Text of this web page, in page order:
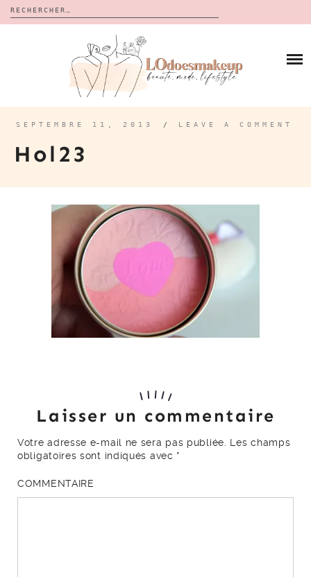
Rechercher :
CALENDRIERS DE L’AVENT
BON PLAN
À PROPOS
CONTACT
SEPTEMBRE 11, 2013 / LEAVE A COMMENT
Hol23
Laisser un commentaire
Votre adresse e-mail ne sera pas publiée.
Les champs
obligatoires sont indiqués avec *
COMMENTAIRE